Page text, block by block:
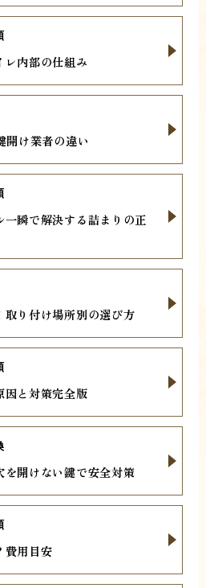
レ内部の仕組み
け業者の違い
瞬で解決する詰まりの正
り付け場所別の選び方
因と対策完全版
開けない鍵で安全対策
費用目安